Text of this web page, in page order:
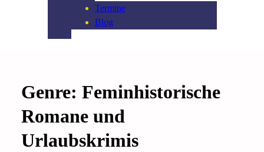
Termine
Blog
Genre: Feminhistorische
Romaneund
Urlaubskrimis